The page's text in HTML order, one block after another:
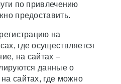
по привлечению
предоставить.
на
где осуществляется
на сайтах –
данные о
сайтах, где можно